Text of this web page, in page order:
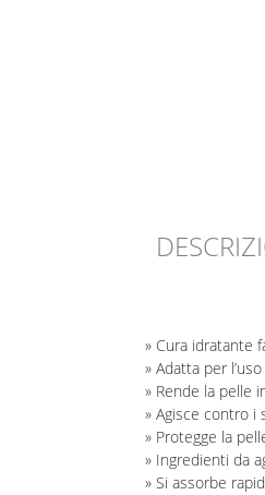
» Cura idratante
» Adatta per
» Rende la pelle
» Agisce contro i
» Protegge la
» Ingredienti da
» Si assorbe